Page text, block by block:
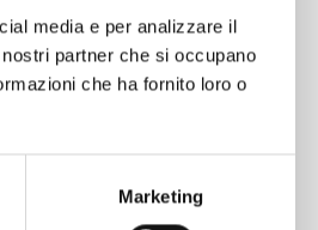
media e per analizzare il
partner che si occupano
che ha fornito loro o
Marketing